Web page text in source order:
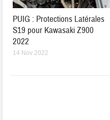
PUIG : Protections Latérales
S19 pour Kawasaki Z900
2022
14 Nov 2022